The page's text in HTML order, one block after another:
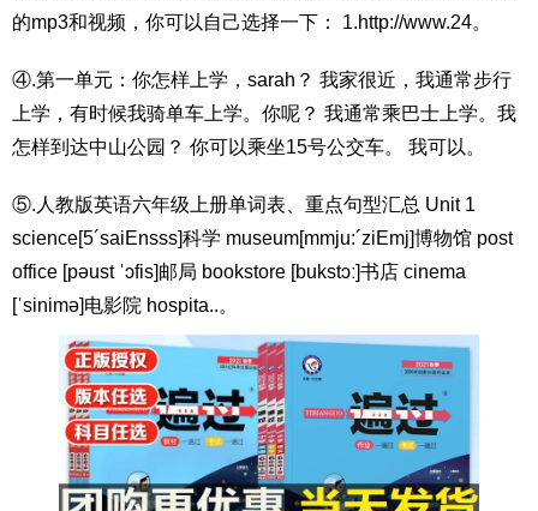
的mp3和视频，你可以自己选择一下： 1.http://www.24。
④.第一单元：你怎样上学，sarah？ 我家很近，我通常步行
上学，有时候我骑单车上学。你呢？ 我通常乘巴士上学。我
怎样到达中山公园？ 你可以乘坐15号公交车。 我可以。
⑤.人教版英语六年级上册单词表、重点句型汇总 Unit 1
science[5´saiEnsss]科学 museum[mmju:´ziEmj]博物馆 post
office [pəust ˈɔfis]邮局 bookstore [bukstɔː]书店 cinema
[ˈsinimə]电影院 hospita..。